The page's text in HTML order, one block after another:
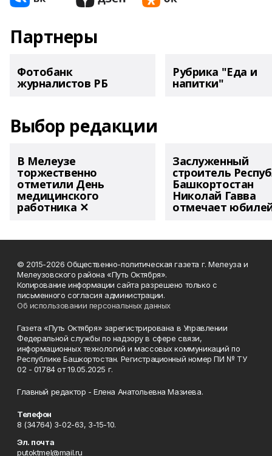
Партнеры
Фотобанк
журналистов РБ
Рубрика "Еда и
напитки"
Выбор редакции
В Мелеузе
торжественно
отметили День
медицинского
работника ✕
Заслуженный
строитель
Башкортостан
Николай Гавва
отмечает
© 2015-2026 Общественно-политическая газета г. Мелеуза и
Мелеузовского района «Путь Октября».
Копирование информации сайта разрешено только с
письменного согласия администрации.
Об использовании персональных данных
Газета «Путь Октября» зарегистрирована в Управлении
Федеральной службы по надзору в сфере связи,
информационных технологий и массовых коммуникаций по
Республике Башкортостан. Регистрационный номер ПИ № ТУ
02 - 01784 от 19.05.2025 г.
Главный редактор - Елена Анатольевна Мазиева.
Телефон
8 (34764) 3-02-63, 3-15-10.
Эл. почта
putoktmel@mail.ru